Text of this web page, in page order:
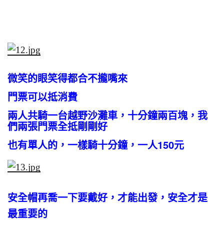
微笑的眼笑得都合不攏嘴來
門票可以抵消費
兩人共騎一台越野沙灘車，十分鐘兩百塊，我
們兩張門票全抵剛剛好
也有單人的，一樣騎十分鐘，一人150元
安全帽再喬一下要戴好，才能出發，安全才是
最重要的